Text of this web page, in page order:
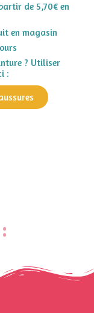
de 5,70€ en
en magasin
? Utiliser
: